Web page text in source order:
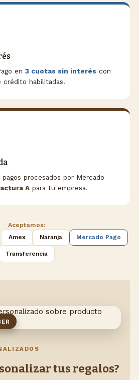
en 3 cuotas sin interés con
crédito habilitadas.
pagos procesados por Mercado
Apara tu empresa.
Aceptamos:
Amex Naranja Mercado Pago
Transferencia
tus regalos?